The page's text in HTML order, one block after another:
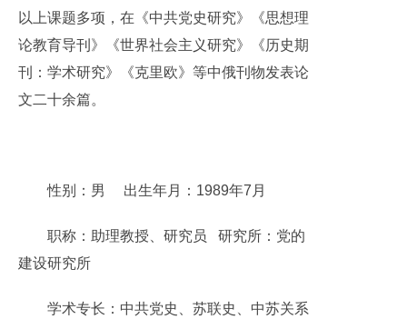
以上课题多项，在《中共党史研究》《思想理
论教育导刊》《世界社会主义研究》《历史期
刊：学术研究》《克里欧》等中俄刊物发表论
文二十余篇。
性别：男 出生年月：1989年7月
职称：助理教授、研究员 研究所：党的
建设研究所
学术专长：中共党史、苏联史、中苏关系